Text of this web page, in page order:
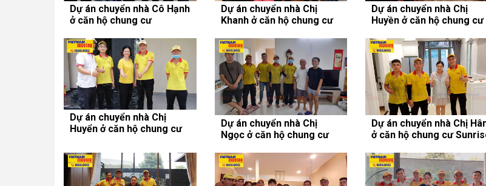
Dự án chuyển nhà Cô Hạnh
ở căn hộ chung cư
Dự án chuyển nhà Chị
Khanh ở căn hộ chung cư
Dự án chuyển nhà Chị
Huyền ở căn hộ chung cư
Dự án chuyển nhà Chị
Huyển ở căn hộ chung cư
Dự án chuyển nhà Chị
Ngọc ở căn hộ chung cư
Dự án chuyển nhà Chị
ở căn hộ chung cư